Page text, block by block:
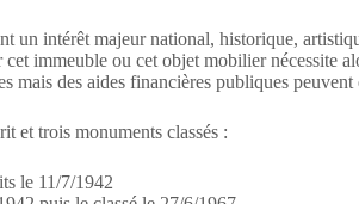
un intérêt majeur national, historique,
immeuble ou cet objet mobilier nécessite
mais des aides financières publiques peuvent
et trois monuments classés :
le 11/7/1942